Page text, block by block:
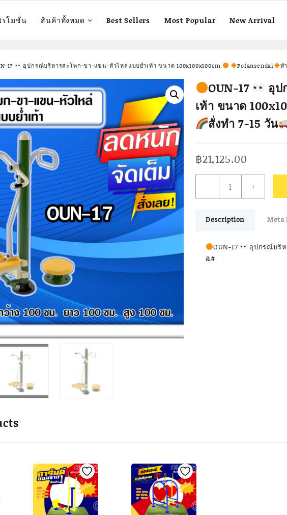
โมชั่น สินค้าทั้งหมด Best Sellers Most Popular New Arrival
17 อุปกรณ์บริหารสะโพก-ขา-แขน-หัวไหล่แบบย่ำเท้า ขนาด 100x100x100cm. Fofansendai ท
OUN-17
อุป
เท้า ขนาด
สั่งทำ 7-15 วัน
฿21,125.00
-
OUN-
17
อุปกรณ์
สะโพก-
+
Description
OUN-17
อุปกรณ์บริห
&#